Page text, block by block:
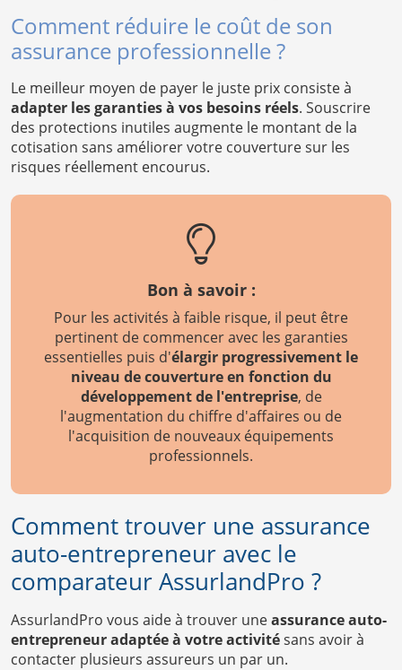
Comment réduire le coût de son
assurance professionnelle ?
Le meilleur moyen de payer le juste prix consiste à
adapter les garanties à vos besoins réels. Souscrire
des protections inutiles augmente le montant de la
cotisation sans améliorer votre couverture sur les
risques réellement encourus.
Bon à savoir :
Pour les activités à faible risque, il peut être
pertinent de commencer avec les garanties
essentielles puis d'élargir progressivement le
niveau de couverture en fonction du
développement de l'entreprise, de
l'augmentation du chiffre d'affaires ou de
l'acquisition de nouveaux équipements
professionnels.
Comment trouver une assurance
auto-entrepreneur avec le
comparateur AssurlandPro ?
AssurlandPro vous aide à trouver uneassurance auto-
entrepreneur adaptée à votre activitésans avoir à
contacter plusieurs assureurs un par un.